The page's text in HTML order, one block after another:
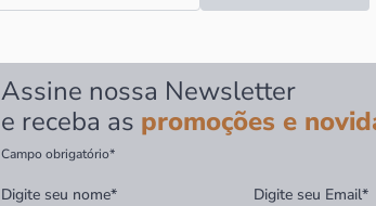
Assine nossa Newsletter
e receba as promoções e
Campo obrigatório*
Digite seu nome* Digite seu Email*